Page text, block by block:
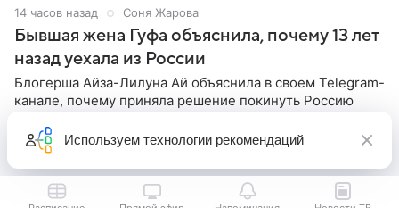
14 часов назад Соня Жарова
Бывшая жена Гуфа объяснила, почему 13 лет
назад уехала из России
Блогерша Айза-Лилуна Ай объяснила в своем Telegram-
канале, почему приняла решение покинуть Россию
причин переезда на Бали стало желание оградить
старшего сына от
Используем технологии рекомендаций